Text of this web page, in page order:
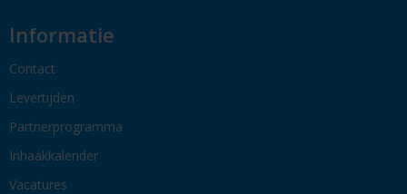
Informatie
Contact
Levertijden
Partnerprogramma
Inhaakkalender
Vacatures